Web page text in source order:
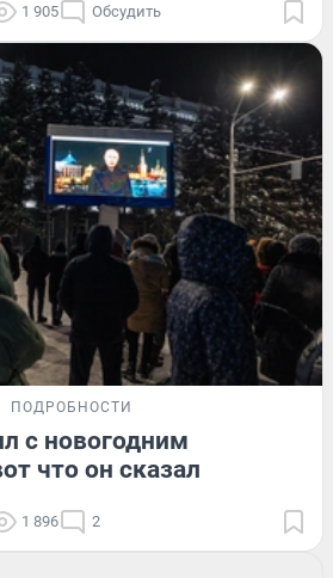
1 905 Обсудить
ПОДРОБНОСТИ
с новогодним
что он сказал
1 896 2